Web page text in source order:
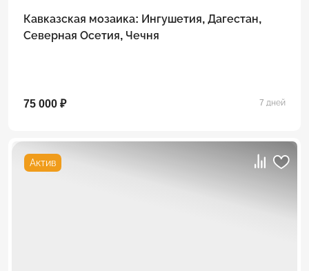
Кавказская мозаика: Ингушетия, Дагестан,
Северная Осетия, Чечня
75 000 ₽ 7 дней
Актив